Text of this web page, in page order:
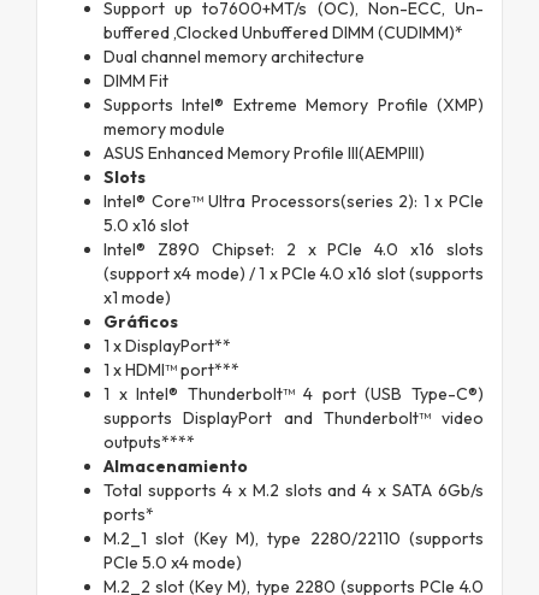
Support up to7600+MT/s (OC), Non-ECC, Un-
buffered ,Clocked Unbuffered DIMM (CUDIMM)*
Dual channel memory architecture
DIMM Fit
Supports Intel® Extreme Memory Profile (XMP)
memory module
ASUS Enhanced Memory Profile III(AEMPIII)
Slots
Intel® Core™ Ultra Processors(series 2): 1 x PCIe
5.0 x16 slot
Intel® Z890 Chipset: 2 x PCIe 4.0 x16 slots
(support x4 mode) / 1 x PCIe 4.0 x16 slot (supports
x1 mode)
Gráficos
1 x DisplayPort**
1 x HDMI™ port***
1 x Intel® Thunderbolt™ 4 port (USB Type-C®)
supports DisplayPort and Thunderbolt™ video
outputs****
Almacenamiento
Total supports 4 x M.2 slots and 4 x SATA 6Gb/s
ports*
M.2_1 slot (Key M), type 2280/22110 (supports
PCIe 5.0 x4 mode)
M.2_2 slot (Key M), type 2280 (supports PCIe 4.0